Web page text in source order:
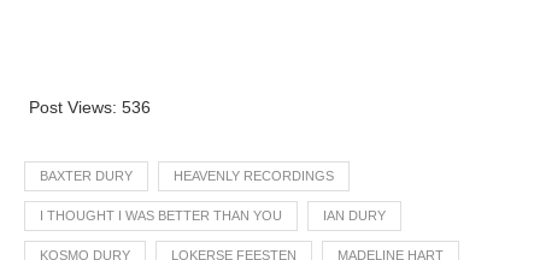
Post Views: 536
BAXTER DURY HEAVENLY RECORDINGS
I THOUGHT I WAS BETTER THAN YOU IAN DURY
KOSMO DURY LOKERSE FEESTEN MADELINE HART